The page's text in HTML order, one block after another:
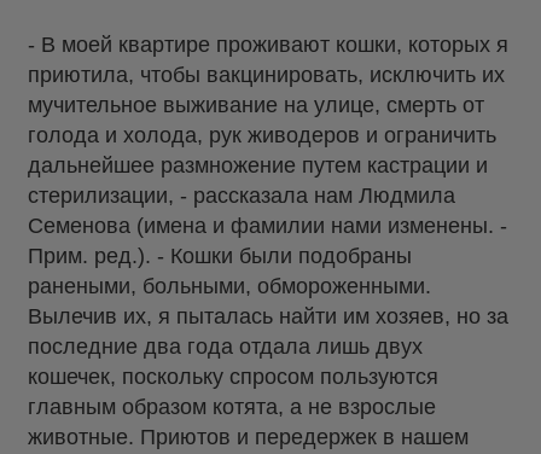
- В моей квартире проживают кошки, которых я
приютила, чтобы вакцинировать, исключить их
мучительное выживание на улице, смерть от
голода и холода, рук живодеров и ограничить
дальнейшее размножение путем кастрации и
стерилизации, - рассказала нам Людмила
Семенова (имена и фамилии нами изменены. -
Прим. ред.). - Кошки были подобраны
ранеными, больными, обмороженными.
Вылечив их, я пыталась найти им хозяев, но за
последние два года отдала лишь двух
кошечек, поскольку спросом пользуются
главным образом котята, а не взрослые
животные. Приютов и передержек в нашем